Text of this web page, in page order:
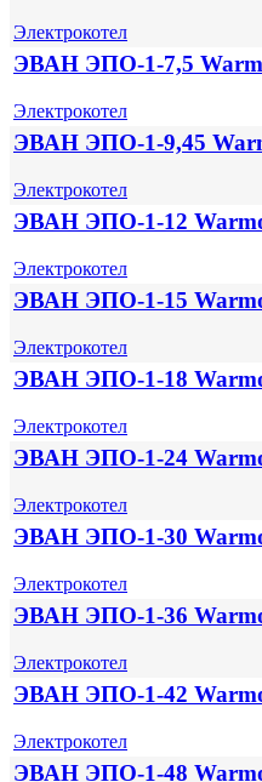
Электрокотел
ЭВАН ЭПО-1-7,5
Электрокотел
ЭВАН ЭПО-1-9,45
Электрокотел
ЭВАН ЭПО-1-12
Электрокотел
ЭВАН ЭПО-1-15
Электрокотел
ЭВАН ЭПО-1-18
Электрокотел
ЭВАН ЭПО-1-24
Электрокотел
ЭВАН ЭПО-1-30
Электрокотел
ЭВАН ЭПО-1-36
Электрокотел
ЭВАН ЭПО-1-42
Электрокотел
ЭВАН ЭПО-1-48